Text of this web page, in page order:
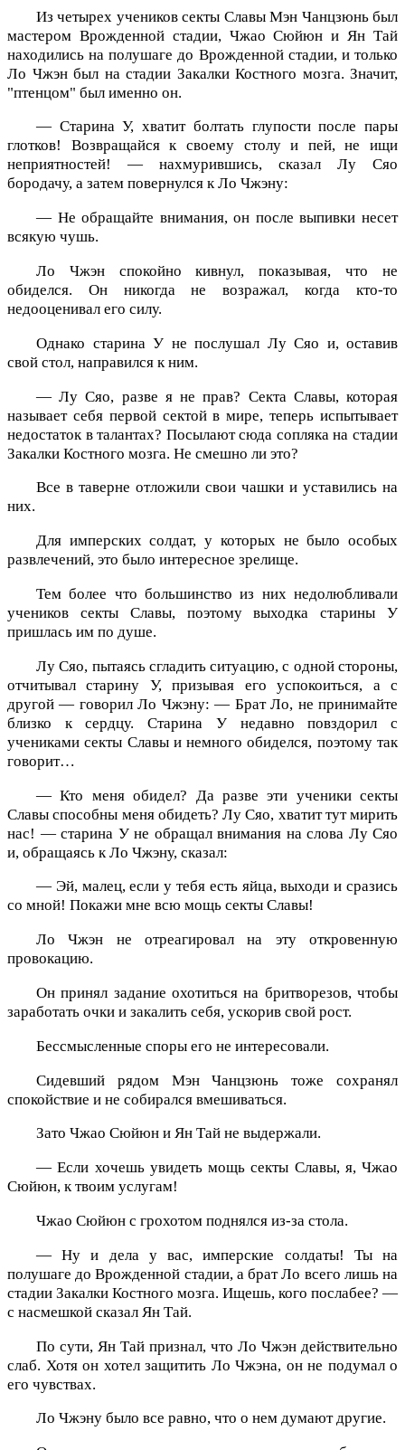
Из четырех учеников секты Славы Мэн Чанцзюнь был
мастером Врожденной стадии, Чжао Сюйюн и Ян Тай
находились на полушаге до Врожденной стадии, и только
Ло Чжэн был на стадии Закалки Костного мозга. Значит,
"птенцом" был именно он.
— Старина У, хватит болтать глупости после пары
глотков! Возвращайся к своему столу и пей, не ищи
неприятностей! — нахмурившись, сказал Лу Сяо
бородачу, а затем повернулся к Ло Чжэну:
— Не обращайте внимания, он после выпивки несет
всякую чушь.
Ло Чжэн спокойно кивнул, показывая, что не
обиделся. Он никогда не возражал, когда кто-то
недооценивал его силу.
Однако старина У не послушал Лу Сяо и, оставив
свой стол, направился к ним.
— Лу Сяо, разве я не прав? Секта Славы, которая
называет себя первой сектой в мире, теперь испытывает
недостаток в талантах? Посылают сюда сопляка на стадии
Закалки Костного мозга. Не смешно ли это?
Все в таверне отложили свои чашки и уставились на
них.
Для имперских солдат, у которых не было особых
развлечений, это было интересное зрелище.
Тем более что большинство из них недолюбливали
учеников секты Славы, поэтому выходка старины У
пришлась им по душе.
Лу Сяо, пытаясь сгладить ситуацию, с одной стороны,
отчитывал старину У, призывая его успокоиться, а с
другой — говорил Ло Чжэну: — Брат Ло, не принимайте
близко к сердцу. Старина У недавно повздорил с
учениками секты Славы и немного обиделся, поэтому так
говорит…
— Кто меня обидел? Да разве эти ученики секты
Славы способны меня обидеть? Лу Сяо, хватит тут мирить
нас! — старина У не обращал внимания на слова Лу Сяо
и, обращаясь к Ло Чжэну, сказал:
— Эй, малец, если у тебя есть яйца, выходи и сразись
со мной! Покажи мне всю мощь секты Славы!
Ло Чжэн не отреагировал на эту откровенную
провокацию.
Он принял задание охотиться на бритворезов, чтобы
заработать очки и закалить себя, ускорив свой рост.
Бессмысленные споры его не интересовали.
Сидевший рядом Мэн Чанцзюнь тоже сохранял
спокойствие и не собирался вмешиваться.
Зато Чжао Сюйюн и Ян Тай не выдержали.
— Если хочешь увидеть мощь секты Славы, я, Чжао
Сюйюн, к твоим услугам!
Чжао Сюйюн с грохотом поднялся из-за стола.
— Ну и дела у вас, имперские солдаты! Ты на
полушаге до Врожденной стадии, а брат Ло всего лишь на
стадии Закалки Костного мозга. Ищешь, кого послабее? —
с насмешкой сказал Ян Тай.
По сути, Ян Тай признал, что Ло Чжэн действительно
слаб. Хотя он хотел защитить Ло Чжэна, он не подумал о
его чувствах.
Ло Чжэну было все равно, что о нем думают другие.